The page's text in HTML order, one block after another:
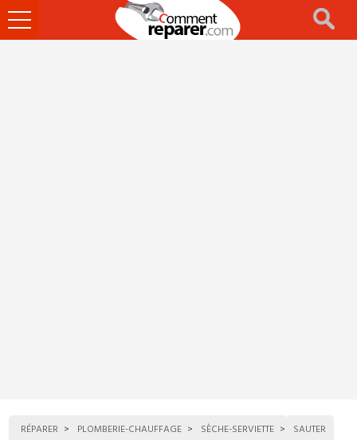
Ouvrir
le
RÉPARER PLOMBERIE-CHAUFFAGE SÈCHE-SERVIETTE SAUTER